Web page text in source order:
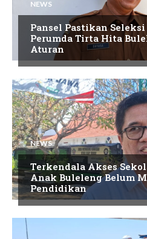
NEWS
Pansel Pastikan
Perumda Tirta Hita
Aturan
NEWS
Terkendala Akses
Anak Buleleng Belum
Pendidikan